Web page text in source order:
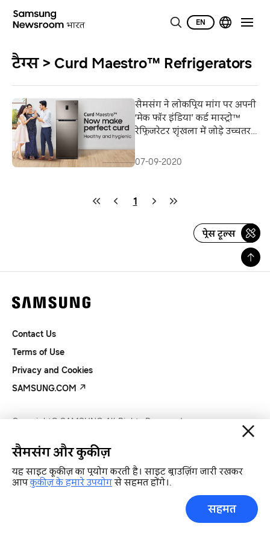
EN
टैग्स > Curd Maestro™ Refrigerators
सैमसंग ने लोकप्रिय मांग पर अपनी
‘मेक फॉर इंडिया’ कर्ड मास्ट्रो™
रेफ्रिजरेटर शृंखला में जोड़े उच्चतर
07-09-2020
1
प्रेस टूल्स
Contact Us
Terms of Use
Privacy and Cookies
SAMSUNG.COM
Copyright© SAMSUNG All Rights Reserved.
सैमसंग और कुकीज़
यह साइट कूकीज़ का प्रयोग करती है। साइट ब्राउज़िंग जारी रखकर
आपकुकीज़ के हमारे उपयोगसे सहमत होंगे।.
सहमत